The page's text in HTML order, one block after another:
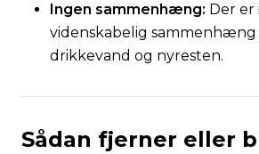
Ingen sammenhæng: Der er
videnskabelig
drikkevand og nyresten.
Sådan fjerner eller